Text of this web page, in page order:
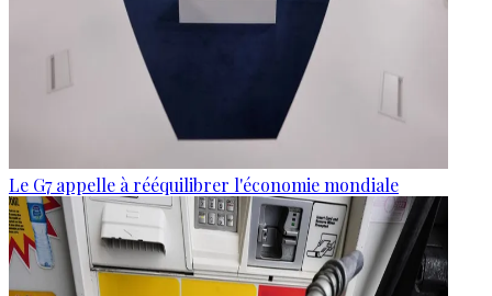
Le G7 appelle à rééquilibrer l'économie mondiale